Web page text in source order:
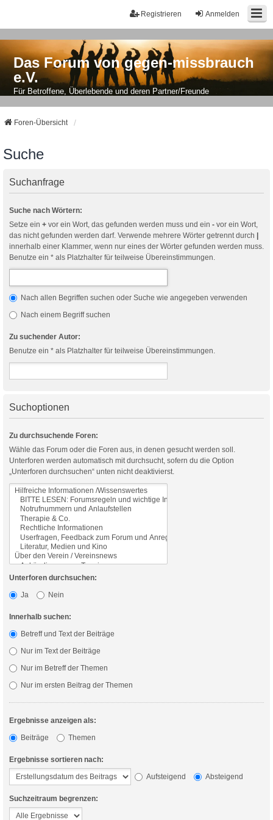
Anmelden
Registrieren
Das Forum von gegen-missbrauch
e.V.
Für Betroffene, Überlebende und deren Partner/Freunde
Foren-Übersicht
Suche
Suchanfrage
Suche nach Wörtern:
Setze ein + vor ein Wort, das gefunden werden muss und ein - vor ein Wort,
das nicht gefunden werden darf. Verwende mehrere Wörter getrennt durch |
innerhalb einer Klammer, wenn nur eines der Wörter gefunden werden muss.
Benutze ein * als Platzhalter für teilweise Übereinstimmungen.
Nach allen Begriffen suchen oder Suche wie angegeben verwenden
Nach einem Begriff suchen
Zu suchender Autor:
Benutze ein * als Platzhalter für teilweise Übereinstimmungen.
Suchoptionen
Zu durchsuchende Foren:
Wähle das Forum oder die Foren aus, in denen gesucht werden soll.
Unterforen werden automatisch mit durchsucht, sofern du die Option
„Unterforen durchsuchen“ unten nicht deaktivierst.
Unterforen durchsuchen:
Ja
Nein
Innerhalb suchen:
Betreff und Text der Beiträge
Nur im Text der Beiträge
Nur im Betreff der Themen
Nur im ersten Beitrag der Themen
Ergebnisse anzeigen als:
Beiträge
Themen
Ergebnisse sortieren nach:
Aufsteigend
Absteigend
Suchzeitraum begrenzen: